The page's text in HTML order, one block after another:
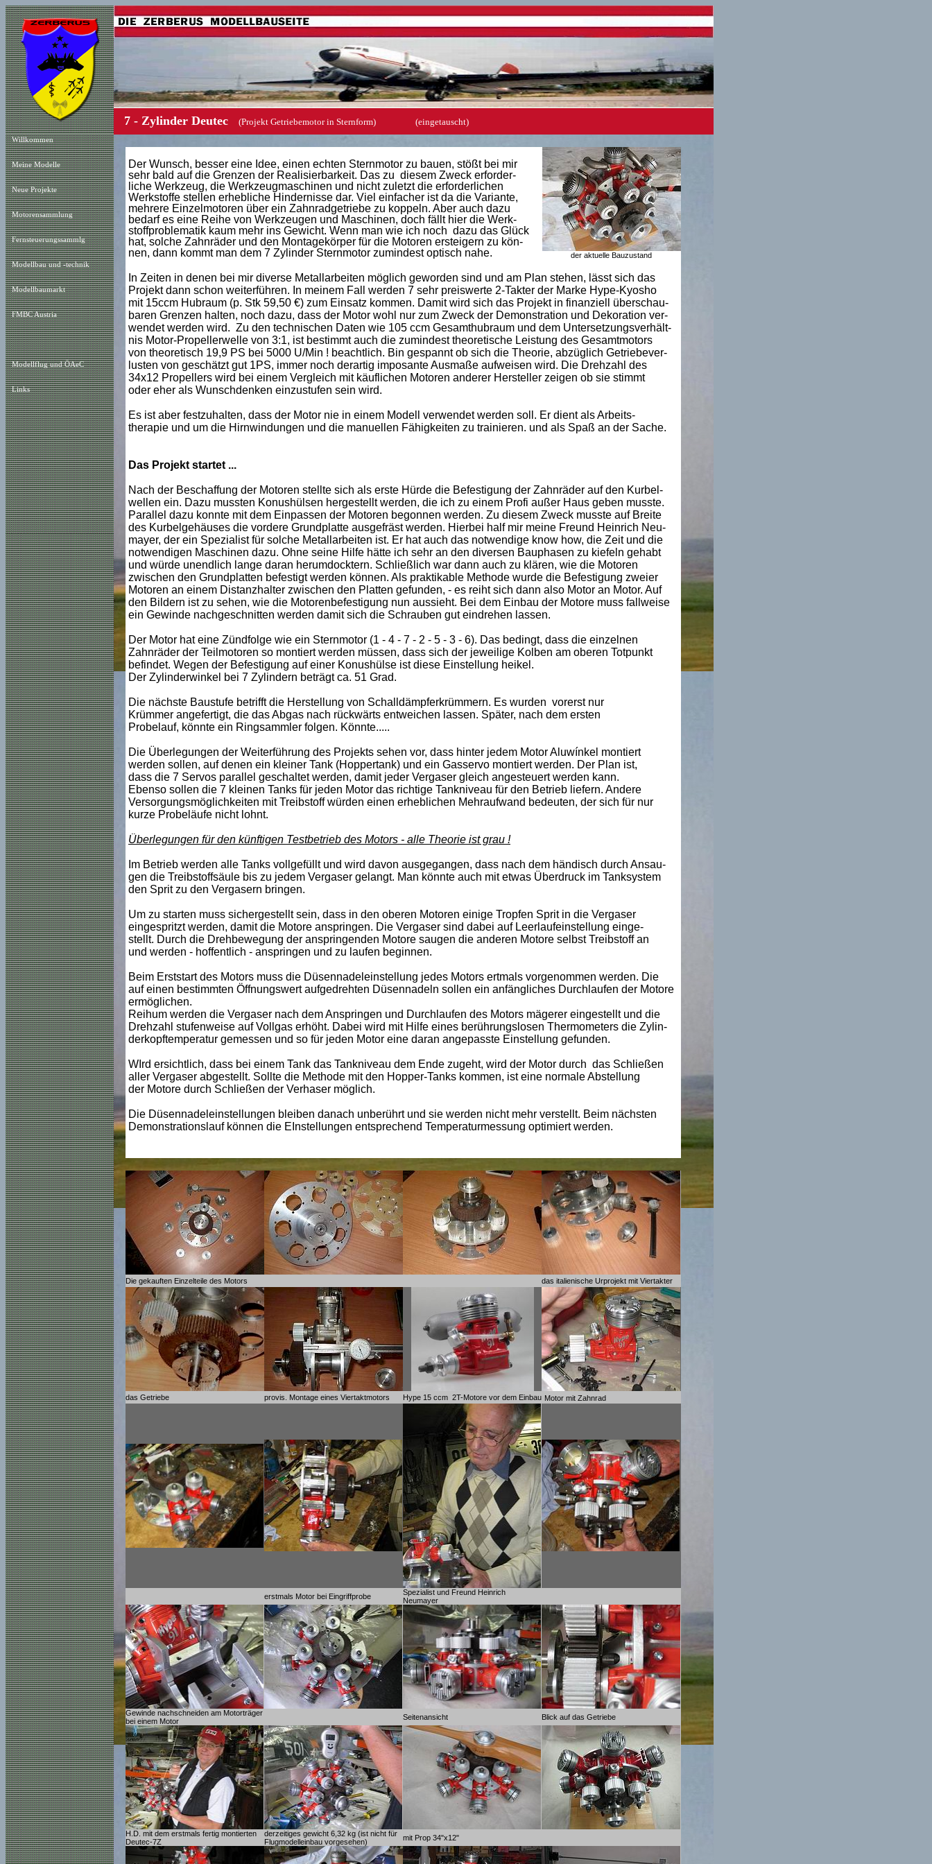
Willkommen
Meine Modelle
Neue Projekte
Motorensammlung
Fernsteuerungssammlg
Modellbau und -technik
Modellbaumarkt
FMBC Austria
Modellflug und ÖAeC
Links
7 - Zylinder Deutec (Projekt Getriebemotor in Sternform) (eingetauscht)
Der Wunsch, besser eine Idee, einen echten Sternmotor zu bauen, stößt bei mir
sehr bald auf die Grenzen der Realisierbarkeit. Das zu diesem Zweck erforder-
liche Werkzeug, die Werkzeugmaschinen und nicht zuletzt die erforderlichen
Werkstoffe stellen erhebliche Hindernisse dar. Viel einfacher ist da die Variante,
mehrere Einzelmotoren über ein Zahnradgetriebe zu koppeln. Aber auch dazu
bedarf es eine Reihe von Werkzeugen und Maschinen, doch fällt hier die Werk-
stoffproblematik kaum mehr ins Gewicht. Wenn man wie ich noch dazu das Glück
hat, solche Zahnräder und den Montagekörper für die Motoren ersteigern zu kön-
nen, dann kommt man dem 7 Zylinder Sternmotor zumindest optisch nahe.
der aktuelle Bauzustand
In Zeiten in denen bei mir diverse Metallarbeiten möglich geworden sind und am Plan stehen, lässt sich das
Projekt dann schon weiterführen. In meinem Fall werden 7 sehr preiswerte 2-Takter der Marke Hype-Kyosho
mit 15ccm Hubraum (p. Stk 59,50 €) zum Einsatz kommen. Damit wird sich das Projekt in finanziell überschau-
baren Grenzen halten, noch dazu, dass der Motor wohl nur zum Zweck der Demonstration und Dekoration ver-
wendet werden wird. Zu den technischen Daten wie 105 ccm Gesamthubraum und dem Untersetzungsverhält-
nis Motor-Propellerwelle von 3:1, ist bestimmt auch die zumindest theoretische Leistung des Gesamtmotors
von theoretisch 19,9 PS bei 5000 U/Min ! beachtlich. Bin gespannt ob sich die Theorie, abzüglich Getriebever-
lusten von geschätzt gut 1PS, immer noch derartig imposante Ausmaße aufweisen wird. Die Drehzahl des
34x12 Propellers wird bei einem Vergleich mit käuflichen Motoren anderer Hersteller zeigen ob sie stimmt
oder eher als Wunschdenken einzustufen sein wird.
Es ist aber festzuhalten, dass der Motor nie in einem Modell verwendet werden soll. Er dient als Arbeits-
therapie und um die Hirnwindungen und die manuellen Fähigkeiten zu trainieren. und als Spaß an der Sache.
Das Projekt startet ...
Nach der Beschaffung der Motoren stellte sich als erste Hürde die Befestigung der Zahnräder auf den Kurbel-
wellen ein. Dazu mussten Konushülsen hergestellt werden, die ich zu einem Profi außer Haus geben musste.
Parallel dazu konnte mit dem Einpassen der Motoren begonnen werden. Zu diesem Zweck musste auf Breite
des Kurbelgehäuses die vordere Grundplatte ausgefräst werden. Hierbei half mir meine Freund Heinrich Neu-
mayer, der ein Spezialist für solche Metallarbeiten ist. Er hat auch das notwendige know how, die Zeit und die
notwendigen Maschinen dazu. Ohne seine Hilfe hätte ich sehr an den diversen Bauphasen zu kiefeln gehabt
und würde unendlich lange daran herumdocktern. Schließlich war dann auch zu klären, wie die Motoren
zwischen den Grundplatten befestigt werden können. Als praktikable Methode wurde die Befestigung zweier
Motoren an einem Distanzhalter zwischen den Platten gefunden, - es reiht sich dann also Motor an Motor. Auf
den Bildern ist zu sehen, wie die Motorenbefestigung nun aussieht. Bei dem Einbau der Motore muss fallweise
ein Gewinde nachgeschnitten werden damit sich die Schrauben gut eindrehen lassen.
Der Motor hat eine Zündfolge wie ein Sternmotor (1 - 4 - 7 - 2 - 5 - 3 - 6). Das bedingt, dass die einzelnen
Zahnräder der Teilmotoren so montiert werden müssen, dass sich der jeweilige Kolben am oberen Totpunkt
befindet. Wegen der Befestigung auf einer Konushülse ist diese Einstellung heikel.
Der Zylinderwinkel bei 7 Zylindern beträgt ca. 51 Grad.
Die nächste Baustufe betrifft die Herstellung von Schalldämpferkrümmern. Es wurden vorerst nur
Krümmer angefertigt, die das Abgas nach rückwärts entweichen lassen. Später, nach dem ersten
Probelauf, könnte ein Ringsammler folgen. Könnte.....
Die Überlegungen der Weiterführung des Projekts sehen vor, dass hinter jedem Motor Aluwínkel montiert
werden sollen, auf denen ein kleiner Tank (Hoppertank) und ein Gasservo montiert werden. Der Plan ist,
dass die 7 Servos parallel geschaltet werden, damit jeder Vergaser gleich angesteuert werden kann.
Ebenso sollen die 7 kleinen Tanks für jeden Motor das richtige Tankniveau für den Betrieb liefern. Andere
Versorgungsmöglichkeiten mit Treibstoff würden einen erheblichen Mehraufwand bedeuten, der sich für nur
kurze Probeläufe nicht lohnt.
Überlegungen für den künftigen Testbetrieb des Motors - alle Theorie ist grau !
Im Betrieb werden alle Tanks vollgefüllt und wird davon ausgegangen, dass nach dem händisch durch Ansau-
gen die Treibstoffsäule bis zu jedem Vergaser gelangt. Man könnte auch mit etwas Überdruck im Tanksystem
den Sprit zu den Vergasern bringen.
Um zu starten muss sichergestellt sein, dass in den oberen Motoren einige Tropfen Sprit in die Vergaser
eingespritzt werden, damit die Motore anspringen. Die Vergaser sind dabei auf Leerlaufeinstellung einge-
stellt. Durch die Drehbewegung der anspringenden Motore saugen die anderen Motore selbst Treibstoff an
und werden - hoffentlich - anspringen und zu laufen beginnen.
Beim Erststart des Motors muss die Düsennadeleinstellung jedes Motors ertmals vorgenommen werden. Die
auf einen bestimmten Öffnungswert aufgedrehten Düsennadeln sollen ein anfängliches Durchlaufen der Motore
ermöglichen.
Reihum werden die Vergaser nach dem Anspringen und Durchlaufen des Motors mägerer eingestellt und die
Drehzahl stufenweise auf Vollgas erhöht. Dabei wird mit Hilfe eines berührungslosen Thermometers die Zylin-
derkopftemperatur gemessen und so für jeden Motor eine daran angepasste Einstellung gefunden.
WIrd ersichtlich, dass bei einem Tank das Tankniveau dem Ende zugeht, wird der Motor durch das Schließen
aller Vergaser abgestellt. Sollte die Methode mit den Hopper-Tanks kommen, ist eine normale Abstellung
der Motore durch Schließen der Verhaser möglich.
Die Düsennadeleinstellungen bleiben danach unberührt und sie werden nicht mehr verstellt. Beim nächsten
Demonstrationslauf können die EInstellungen entsprechend Temperaturmessung optimiert werden.
Die gekauften Einzelteile des Motors das italienische Urprojekt mit Viertakter
das Getriebe provis. Montage eines Viertaktmotors Hype 15 ccm 2T-Motore vor dem Einbau Motor mit Zahnrad
erstmals Motor bei Eingriffprobe
Spezialist und Freund Heinrich
Neumayer
Gewinde nachschneiden am Motorträger
bei einem Motor
Seitenansicht Blick auf das Getriebe
H.D. mit dem erstmals fertig montierten
Deutec-7Z
derzeitiges gewicht 6,32 kg (ist nicht für
Flugmodelleinbau vorgesehen)
mit Prop 34"x12"